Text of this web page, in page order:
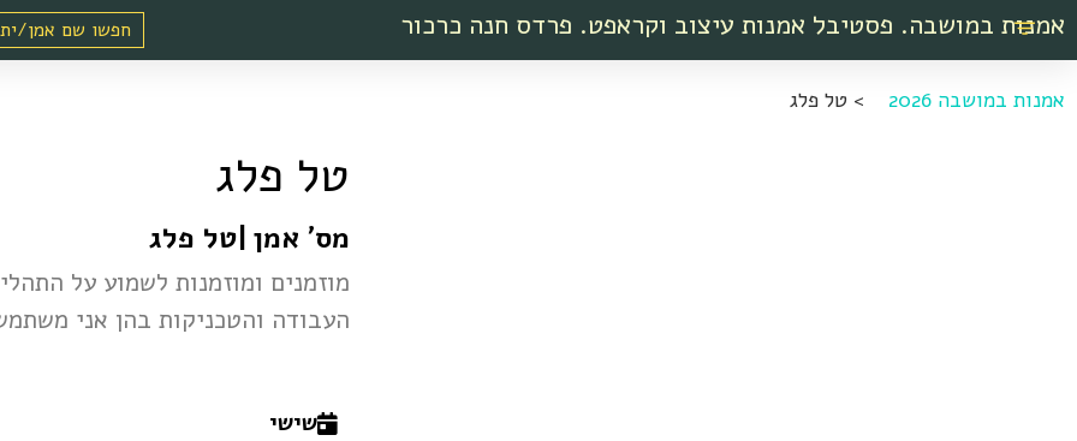
אמנות במושבה. פסטיבל אמנות עיצוב וקראפט. פרדס חנה כרכור
אמנות במושבה 2026 > טל פלג
טל פלג
מס' אמן |טל פלג
מוזמנים ומוזמנות לשמוע על
העבודה והטכניקות בהן אני
שישי